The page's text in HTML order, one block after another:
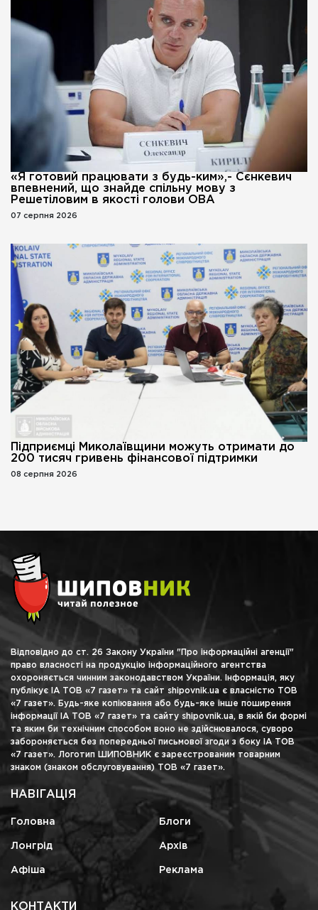
«Я готовий працювати з будь-ким»,- Сєнкевич
впевнений, що знайде спільну мову з
Решетіловим в якості голови ОВА
07 серпня 2026
Підприємці Миколаївщини можуть отримати до
200 тисяч гривень фінансової підтримки
08 серпня 2026
Відповідно до ст. 26 Закону України "Про інформаційні агенції"
право власності на продукцію інформаційного агентства
охороняється чинним законодавством України. Інформація, яку
публікує ІА ТОВ «7 газет» та сайт shipovnik.ua є власністю ТОВ
«7 газет». Будь-яке копіювання або будь-яке інше поширення
інформації ІА ТОВ «7 газет» та сайту shipovnik.ua, в якій би формі
та яким би технічним способом воно не здійснювалося, суворо
забороняється без попередньої письмової згоди з боку ІА ТОВ
«7 газет». Логотип ШИПОВНИК є зареєстрованим товарним
знаком (знаком обслуговування) ТОВ «7 газет».
НАВІГАЦІЯ
Головна Блоги
Лонгрід Архів
Афіша Реклама
КОНТАКТИ